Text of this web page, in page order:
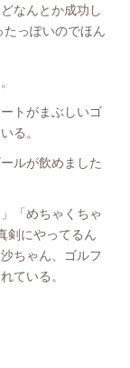
なんとか成功し
っぽいのでほん
トがまぶしいゴ
る。
ルが飲めました
「めちゃくちゃ
剣にやってるん
ちゃん、ゴルフ
ている。